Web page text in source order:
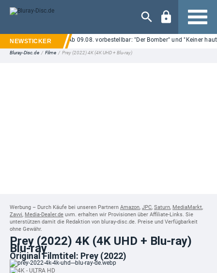
Navigation
Pictures Shop Ab 09.08. vorbestellbar: "Der Bomber" und "Keiner haut
Bluray-Disc.de / Filme / Prey (2022) 4K (4K UHD + Blu-ray)
Werbung – Durch Käufe bei unseren Partnern Amazon, JPC, Saturn, MediaMarkt,
Zavvi, Media-Dealer.de uvm. erhalten wir Provisionen über Affiliate-Links. Sie
unterstützen damit die Redaktion von bluray-disc.de. Preise und Verfügbarkeit
ohne Gewähr.
Prey (2022) 4K (4K UHD + Blu-ray)
Blu-ray
Original Filmtitel: Prey (2022)